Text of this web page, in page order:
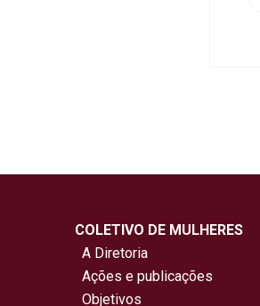
COLETIVO DE MULHERES
A Diretoria
Ações e publicações
Objetivos